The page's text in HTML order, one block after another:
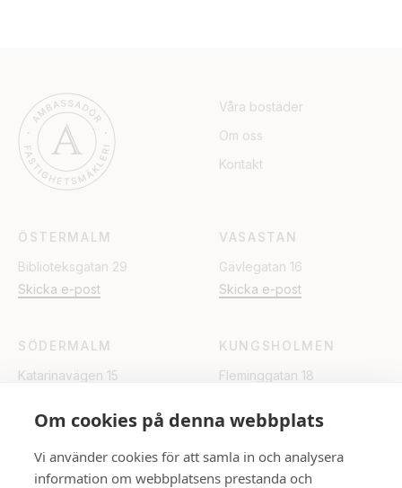
Om cookies på denna webbplats
Vi använder cookies för att samla in och analysera
information om webbplatsens prestanda och
Våra bostäder
Om oss
Kontakt
ÖSTERMALM
Biblioteksgatan 29
Skicka e-post
VASASTAN
Gävlegatan 16
Skicka e-post
SÖDERMALM
Katarinavägen 15
KUNGSHOLMEN
Fleminggatan 18
UPPSALA
Rådhuset